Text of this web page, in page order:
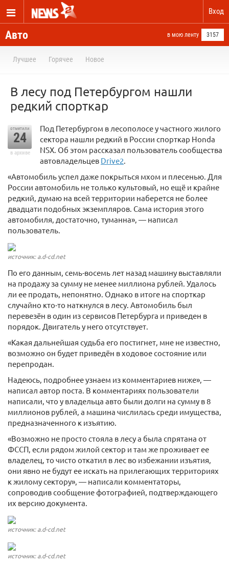
Вход
Авто в мою ленту 3157
Лучшее Горячее Новое
В лесу под Петербургом нашли
редкий спорткар
отметили
24
в архиве
Под Петербургом в лесополосе у частного жилого
сектора нашли редкий в России спорткар Honda
NSX. Об этом рассказал пользователь сообщества
автовладельцев Drive2.
«Автомобиль успел даже покрыться мхом и плесенью. Для
России автомобиль не только культовый, но ещё и крайне
редкий, думаю на всей территории наберется не более
двадцати подобных экземпляров. Сама история этого
автомобиля, достаточно, туманна», — написал
пользователь.
источник: a.d-cd.net
По его данным, семь-восемь лет назад машину выставляли
на продажу за сумму не менее миллиона рублей. Удалось
ли ее продать, непонятно. Однако в итоге на спорткар
случайно кто-то наткнулся в лесу. Автомобиль был
перевезён в один из сервисов Петербурга и приведен в
порядок. Двигатель у него отсутствует.
«Какая дальнейшая судьба его постигнет, мне не известно,
возможно он будет приведён в ходовое состояние или
перепродан.
Надеюсь, подробнее узнаем из комментариев ниже», —
написал автор поста. В комментариях пользователи
написали, что у владельца авто были долги на сумму в 8
миллионов рублей, а машина числилась среди имущества,
предназначенного к изъятию.
«Возможно не просто стояла в лесу а была спрятана от
ФССП, если рядом жилой сектор и там же проживает ее
владелец, то чисто откатил в лес во избежании изъятия,
они явно не будут ее искать на прилегающих территориях
к жилому сектору», — написали комментаторы,
сопроводив сообщение фотографией, подтверждающего
их версию документа.
источник: a.d-cd.net
источник: a.d-cd.net